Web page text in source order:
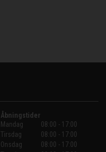
Åbningstider
Mandag
08:00 - 17:00
Tirsdag
08:00 - 17:00
Onsdag
08:00 - 17:00